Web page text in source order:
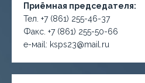
Приёмная председателя:
Тел. +7 (861) 255-46-37
Факс. +7 (861) 255-50-66
е-маil: ksps23@mail.ru